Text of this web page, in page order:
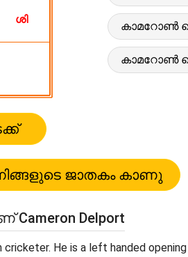
കാമറോൺ
കാമറോൺ
Cameron Delport
He is a left handed